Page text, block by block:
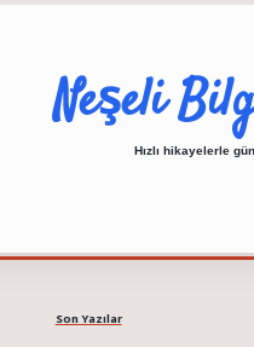
Neşeli
Hızlı hikayelerle
Son Yazılar